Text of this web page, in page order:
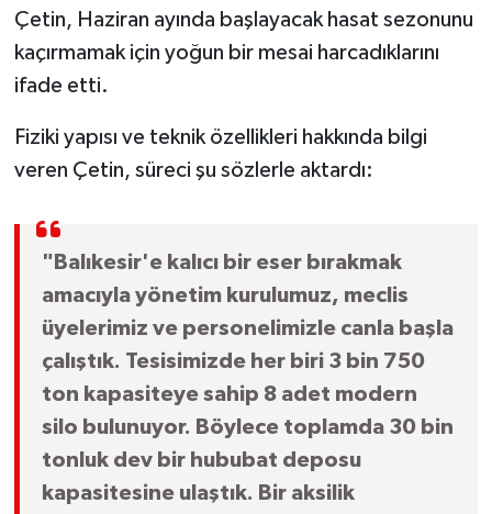
Çetin, Haziran ayında başlayacak hasat sezonunu
kaçırmamak için yoğun bir mesai harcadıklarını
ifade etti.
Fiziki yapısı ve teknik özellikleri hakkında bilgi
veren Çetin, süreci şu sözlerle aktardı:
"Balıkesir'e kalıcı bir eser bırakmak
amacıyla yönetim kurulumuz, meclis
üyelerimiz ve personelimizle canla başla
çalıştık. Tesisimizde her biri 3 bin 750
ton kapasiteye sahip 8 adet modern
silo bulunuyor. Böylece toplamda 30 bin
tonluk dev bir hububat deposu
kapasitesine ulaştık. Bir aksilik
Sındırgı
SÜRMANŞET
Susurluk
TARİHTE BUGÜN
TEKNOLOJİ
Trend
TÜRKİYE
VİZYONDAKİLER